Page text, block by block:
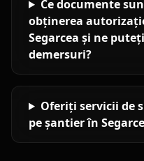
Ce documente
obținerea
Segarcea și ne
demersuri?
Oferiți servicii de
pe șantier în